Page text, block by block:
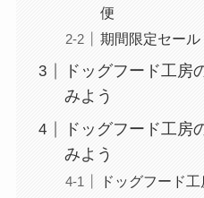
便
期間限定セール
ドッグフード工房
みよう
ドッグフード工房
みよう
ドッグフード